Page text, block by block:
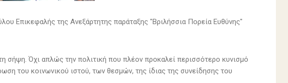
Επικεφαλής της Ανεξάρτητης παράταξης "Βριλήσσια Πορεία Ευθύνης"
σήψη. Όχι απλώς την πολιτική που πλέον προκαλεί περισσότερο κυνισμό
του κοινωνικού ιστού, των θεσμών, της ίδιας της συνείδησης του